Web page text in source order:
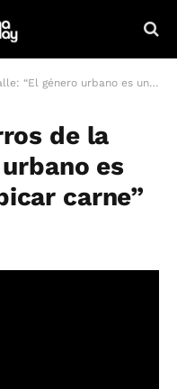
urbano es una máquina de picar carne”
de la
es
carne”